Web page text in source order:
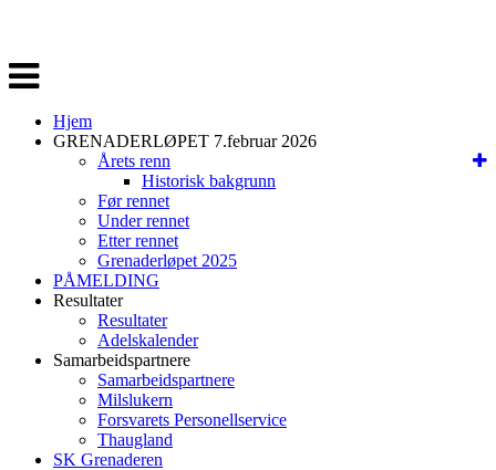
Veksle
navigasjon
Hjem
GRENADERLØPET 7.februar 2026
Årets renn
Historisk bakgrunn
Før rennet
Under rennet
Etter rennet
Grenaderløpet 2025
PÅMELDING
Resultater
Resultater
Adelskalender
Samarbeidspartnere
Samarbeidspartnere
Milslukern
Forsvarets Personellservice
Thaugland
SK Grenaderen